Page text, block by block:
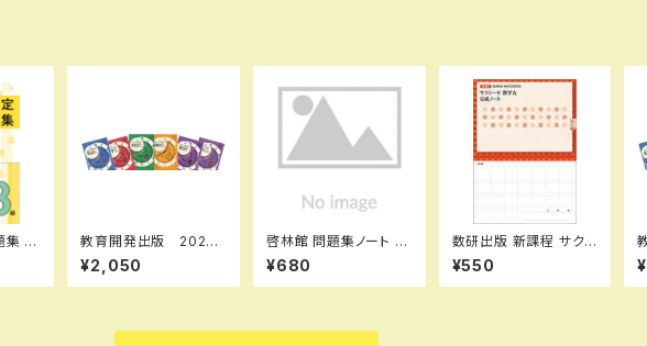
教育開発出版 2026
年度版 新中学問題
集 数学 中1～3 標
準編 各学年（選択くだ
¥2,050
啓林館 問題集ノート C
ue 標準〜応用編 数
学Ⅰ 2次関数 新品
問題集本体のみ 別冊
¥680
数研出版 新課程 サクシ
ード数学A 完成ノート
図形の性質 新品 問
題集本体のみ 別冊解
¥550